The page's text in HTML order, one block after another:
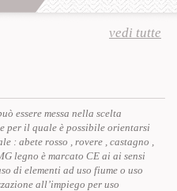
vedi tutte
essere messa nella scelta
per il quale è possibile orientarsi
: abete rosso , rovere , castagno ,
legno è marcato CE ai ai sensi
di elementi ad uso fiume o uso
all’impiego per uso